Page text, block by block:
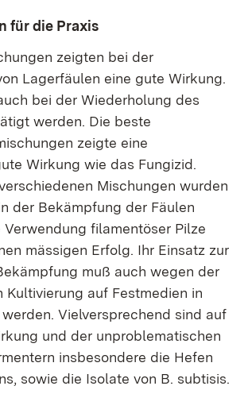
für die Praxis
zeigten bei der
Lagerfäulen eine gute Wirkung.
bei der Wiederholung des
werden. Die beste
zeigte eine
Wirkung wie das Fungizid.
Mischungen wurden
der Bekämpfung der Fäulen
Verwendung filamentöser Pilze
mässigen Erfolg. Ihr Einsatz zur
muß auch wegen der
Kultivierung auf Festmedien in
Vielversprechend sind auf
und der unproblematischen
insbesondere die Hefen
sowie die Isolate von B. subtisis.